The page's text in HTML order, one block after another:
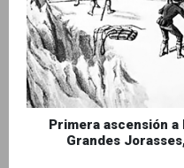
Primera ascensión a
Grandes